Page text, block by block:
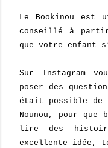
Le Bookinou
conseillé à
que votre enfant
Sur Instagram
poser des
était possible de
Nounou, pour que
lire des
excellente idée,